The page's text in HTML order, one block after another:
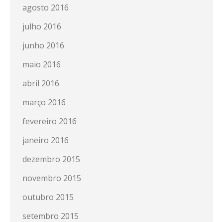
agosto 2016
julho 2016
junho 2016
maio 2016
abril 2016
março 2016
fevereiro 2016
janeiro 2016
dezembro 2015
novembro 2015
outubro 2015
setembro 2015